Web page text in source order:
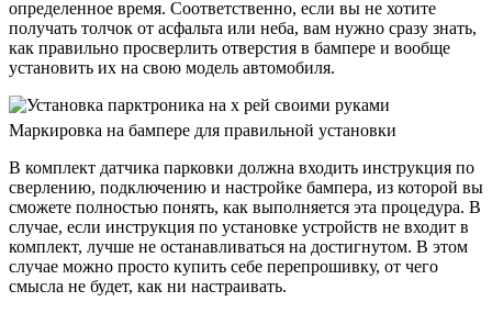
определенное время. Соответственно, если вы не хотите
получать толчок от асфальта или неба, вам нужно сразу знать,
как правильно просверлить отверстия в бампере и вообще
установить их на свою модель автомобиля.
Маркировка на бампере для правильной установки
В комплект датчика парковки должна входить инструкция по
сверлению, подключению и настройке бампера, из которой вы
сможете полностью понять, как выполняется эта процедура. В
случае, если инструкция по установке устройств не входит в
комплект, лучше не останавливаться на достигнутом. В этом
случае можно просто купить себе перепрошивку, от чего
смысла не будет, как ни настраивать.